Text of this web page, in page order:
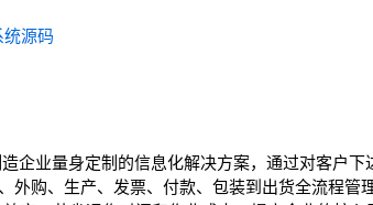
源码
企业量身定制的信息化解决方案，通过对客户下
外购、生产、发票、付款、包装到出货全流程管